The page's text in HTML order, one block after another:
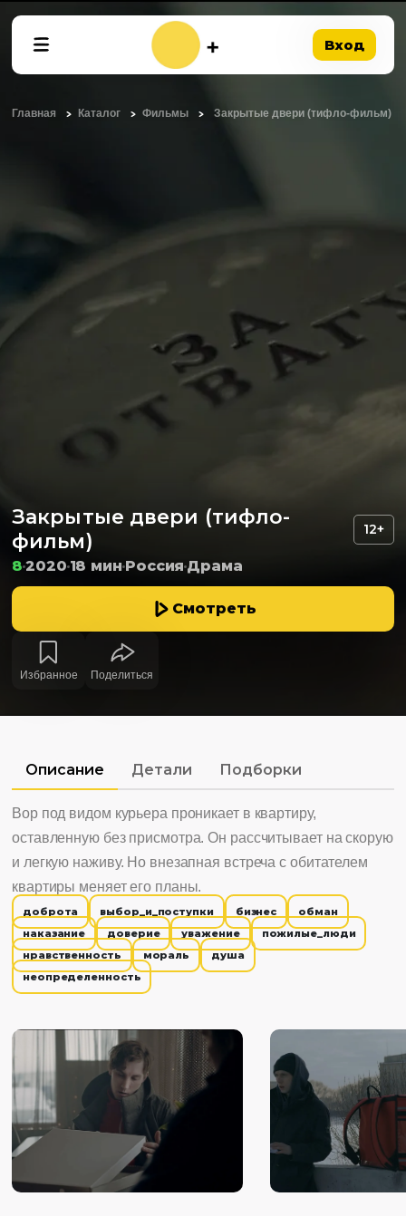
Вход
Главная Каталог Фильмы Закрытые двери (тифло-фильм)
Закрытые двери (тифло-
фильм)
12+
8 202018 мин РоссияДрама
Смотреть
Избранное Поделиться
Описание Детали Подборки
Вор под видом курьера проникает в квартиру,
оставленную без присмотра. Он рассчитывает на скорую
и легкую наживу. Но внезапная встреча с обитателем
квартиры меняет его планы.
доброта выбор_и_поступки бизнес
обман
наказание
доверие уважение
пожилые_люди
нравственность
мораль
душа
неопределенность